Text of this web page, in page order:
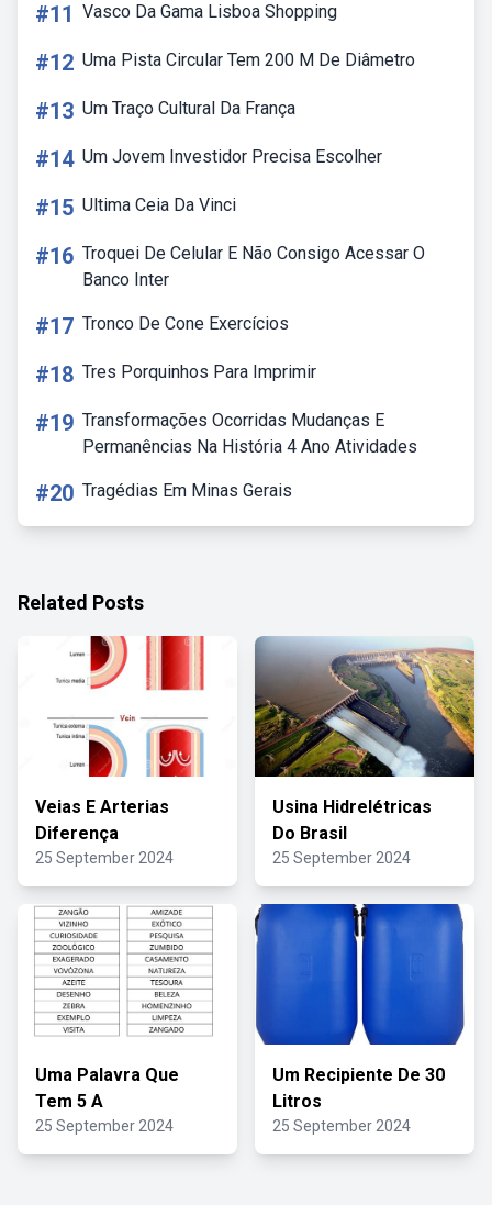
#11 Vasco Da Gama Lisboa Shopping
#12 Uma Pista Circular Tem 200 M De Diâmetro
#13 Um Traço Cultural Da França
#14 Um Jovem Investidor Precisa Escolher
#15 Ultima Ceia Da Vinci
#16 Troquei De Celular E Não Consigo Acessar O
Banco Inter
#17 Tronco De Cone Exercícios
#18 Tres Porquinhos Para Imprimir
#19 Transformações Ocorridas Mudanças E
Permanências Na História 4 Ano Atividades
#20 Tragédias Em Minas Gerais
Related Posts
Veias E Arterias
Diferença
25 September 2024
Usina Hidrelétricas
Do Brasil
25 September 2024
Uma Palavra Que
Tem 5 A
25 September 2024
Um Recipiente De 30
Litros
25 September 2024